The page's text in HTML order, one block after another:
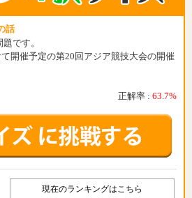
話
です。
開催予定の第20回アジア競技大会の開催
正解率 : 63.7%
現在のランキングはこちら